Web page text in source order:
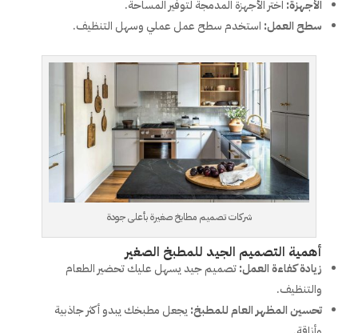
الأجهزة: اختر الأجهزة المدمجة لتوفير المساحة.
سطح العمل: استخدم سطح عمل عملي وسهل التنظيف.
شركات تصميم مطابخ صغيرة بأعلى جودة
أهمية التصميم الجيد للمطبخ الصغير
زيادة كفاءة العمل:تصميم جيد يسهل عليك تحضير الطعام
والتنظيف.
تحسين المظهر العام للمطبخ:يجعل مطبخك يبدو أكثر جاذبية